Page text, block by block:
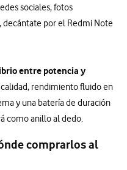
sociales, fotos
decántate por el Redmi Note
entre potencia y
rendimiento fluido en
y una batería de duración
como anillo al dedo.
comprarlos al